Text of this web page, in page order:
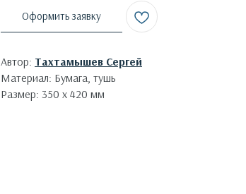
Оформить заявку
Автор: Тахтамышев Сергей
Материал: Бумага, тушь
Размер: 350 х 420 мм